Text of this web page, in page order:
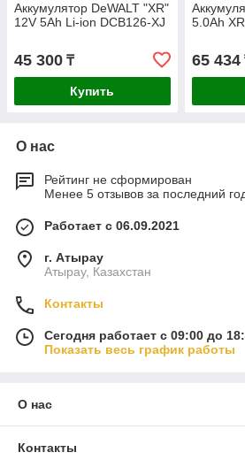
Аккумулятор DeWALT "XR"
12V 5Ah Li-ion DCB126-XJ
45 300 ₸
Купить
5.0Ah
65 434
О нас
Рейтинг не сформирован
Менее 5 отзывов за последний
Работает с 06.09.2021
г. Атырау
Атырау, Казахстан
Контакты
Сегодня работает с 09:00 до
Показать весь график работы
О нас
Контакты